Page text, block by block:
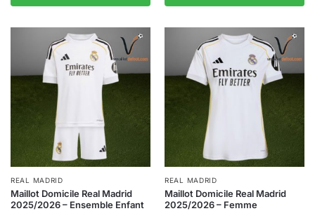
REAL MADRID
Maillot Domicile Real Madrid
2025/2026 – Ensemble Enfant
REAL MADRID
Maillot Domicile Real Madrid
2025/2026 – Femme